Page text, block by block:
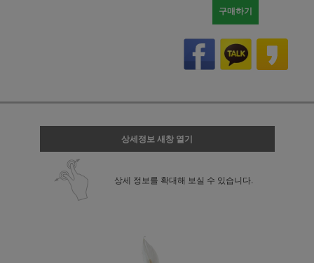
구매하기
상세정보 새창 열기
상세 정보를 확대해 보실 수 있습니다.